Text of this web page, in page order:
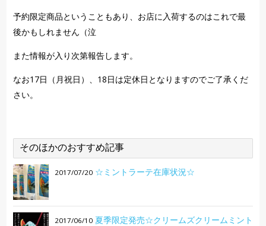
予約限定商品ということもあり、お店に入荷するのはこれで最
後かもしれません（泣
また情報が入り次第報告します。
なお17日（月祝日）、18日は定休日となりますのでご了承くだ
さい。
そのほかのおすすめ記事
2017/07/20 ☆ミントラーテ在庫状況☆
2017/06/10 夏季限定発売☆クリームズクリームミント